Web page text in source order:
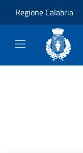
Regione Calabria